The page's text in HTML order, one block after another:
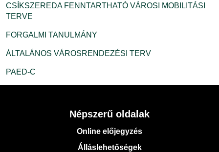
CSÍKSZEREDA FENNTARTHATÓ VÁROSI MOBILITÁSI
TERVE
FORGALMI TANULMÁNY
ÁLTALÁNOS VÁROSRENDEZÉSI TERV
PAED-C
Népszerű oldalak
Online előjegyzés
Álláslehetőségek